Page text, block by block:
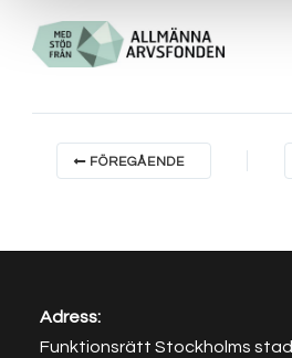
FÖREGÅENDE
Adress:
Funktionsrätt Stockholms stad